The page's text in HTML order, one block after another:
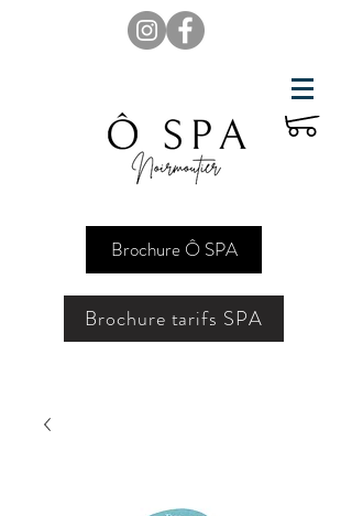
Brochure Ô SPA
Brochure tarifs SPA